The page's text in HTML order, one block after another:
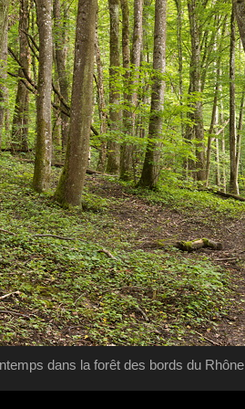
dans la forêt des bords du Rhône